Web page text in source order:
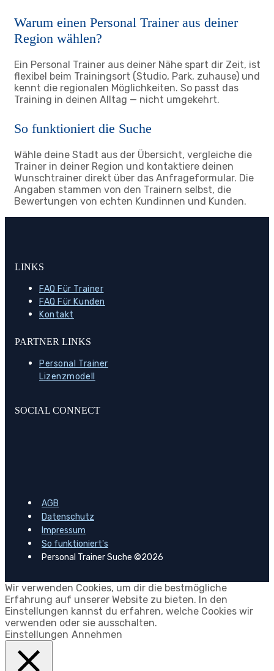
Warum einen Personal Trainer aus deiner
Region wählen?
Ein Personal Trainer aus deiner Nähe spart dir Zeit, ist
flexibel beim Trainingsort (Studio, Park, zuhause) und
kennt die regionalen Möglichkeiten. So passt das
Training in deinen Alltag — nicht umgekehrt.
So funktioniert die Suche
Wähle deine Stadt aus der Übersicht, vergleiche die
Trainer in deiner Region und kontaktiere deinen
Wunschtrainer direkt über das Anfrageformular. Die
Angaben stammen von den Trainern selbst, die
Bewertungen von echten Kundinnen und Kunden.
LINKS
FAQ Für Trainer
FAQ Für Kunden
Kontakt
PARTNER LINKS
Personal Trainer
Lizenzmodell
SOCIAL CONNECT
AGB
Datenschutz
Impressum
So funktioniert's
Personal Trainer Suche ©2026
Wir verwenden Cookies, um dir die bestmögliche
Erfahrung auf unserer Website zu bieten. In den
Einstellungen kannst du erfahren, welche Cookies wir
verwenden oder sie ausschalten.
Einstellungen Annehmen